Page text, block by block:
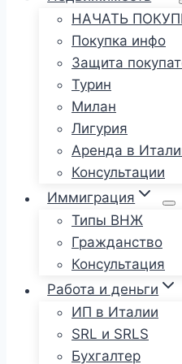
НАЧАТЬ
Покупка инфо
Защита
Турин
Милан
Лигурия
Аренда в
Консультации
Иммиграция
Типы ВНЖ
Гражданство
Консультация
Работа и деньги
ИП в Италии
SRL и SRLS
Бухгалтер